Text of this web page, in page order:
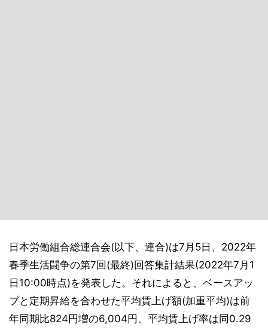
日本労働組合総連合会(以下、連合)は7月5日、2022年
春季生活闘争の第7回(最終)回答集計結果(2022年7月1
日10:00時点)を発表した。それによると、ベースアッ
プと定期昇給を合わせた平均賃上げ額(加重平均)は前
年同期比824円増の6,004円、平均賃上げ率は同0.29